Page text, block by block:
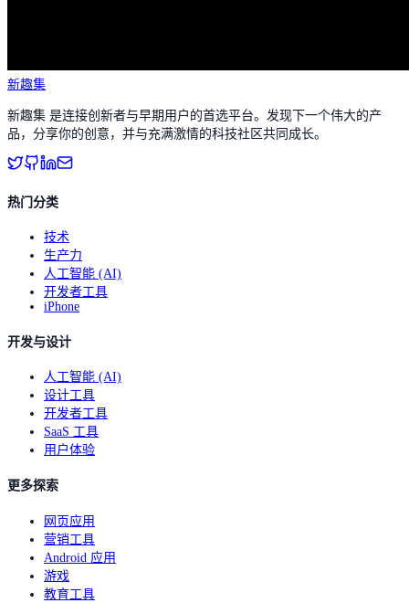
新趣集
新趣集 是连接创新者与早期用户的首选平台。发现下一个伟大的产
品，分享你的创意，并与充满激情的科技社区共同成长。
热门分类
技术
生产力
人工智能 (AI)
开发者工具
iPhone
开发与设计
人工智能 (AI)
设计工具
开发者工具
SaaS 工具
用户体验
更多探索
网页应用
营销工具
Android 应用
游戏
教育工具